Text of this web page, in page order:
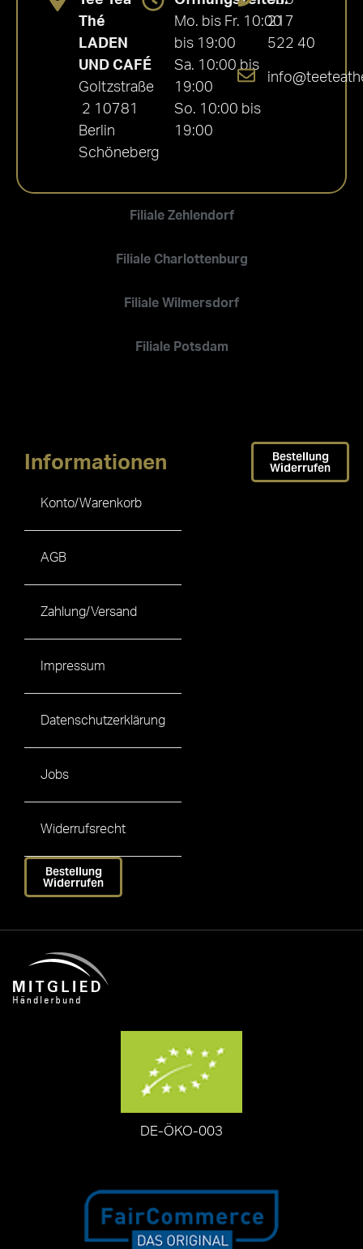
Filiale Zehlendorf
Filiale Charlottenburg
Filiale Wilmersdorf
Filiale Potsdam
Thé
LADEN
UND CAFÉ
Goltzstraße
2 10781
Berlin
Schöneberg
Mo. bis Fr. 10:00
bis 19:00
Sa. 10:00 bis
19:00
So. 10:00 bis
19:00
217
522 40
Informationen
Konto/Warenkorb
AGB
Zahlung/Versand
Impressum
Datenschutzerklärung
Jobs
Widerrufsrecht
Bestellung
Widerrufen
Bestellung
Widerrufen
DE-ÖKO-003